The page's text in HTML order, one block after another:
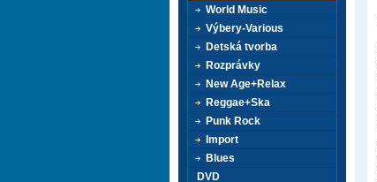
World Music
Výbery-Various
Detská tvorba
Rozprávky
New Age+Relax
Reggae+Ska
Punk Rock
Import
Blues
DVD